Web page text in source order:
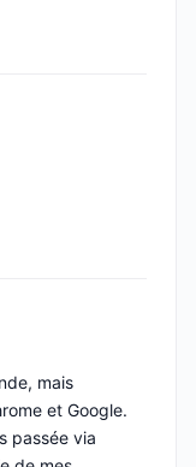
mais
et Google.
passée via